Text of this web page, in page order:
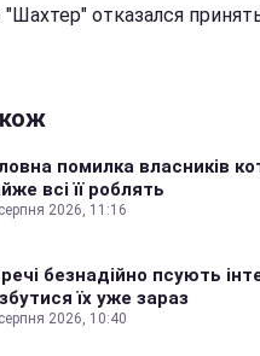
"Шахтер" отказался
помилка власників
всі її роблять
2026, 11:16
речі безнадійно псують
їх уже зараз
2026, 10:40